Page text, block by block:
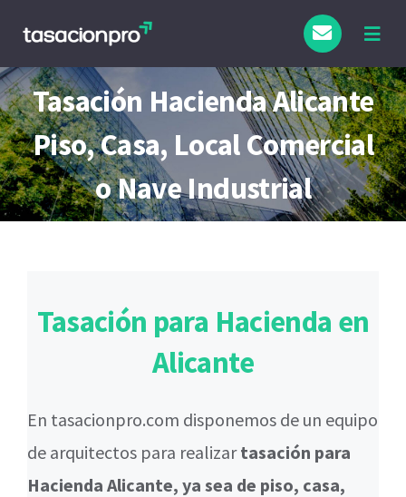
contenido
Tipo de Inmueble
Finalidad
Blog
Tasación Hacienda Alicante
Piso, Casa, Local Comercial
o Nave Industrial
Tasación para Hacienda en
Alicante
En tasacionpro.com disponemos de un equipo
de arquitectos para realizartasación para
Hacienda Alicante, ya sea de piso, casa,